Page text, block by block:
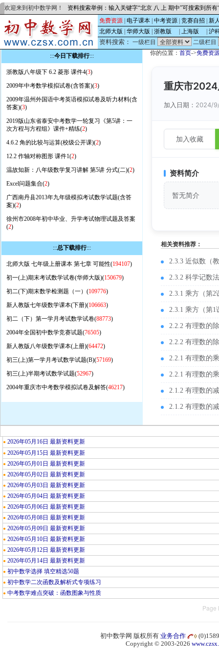
欢迎来到初中数学网！ 资料搜索举例：输入关键字“北京 八 上 期中”可搜索到所
免费资源 电子课本 中考资源 竞赛自招
新
北师大版
华师大版 浙教版 上海版 沪
资料搜索： 一级栏目
二级栏目
:::今日下载排行:::
浙教版八年级下 6.2 菱形 课件4(3)
2009年中考数学模拟试卷(含答案)(3)
2009年温州外国语中考英语模拟试卷及听力材料(含
答案)(3)
2019版山东省泰安中考数学一轮复习《第5讲：一
次方程与方程组》课件+精练(2)
4.6.2 角的比较与运算(校级公开课)(2)
12.2 作轴对称图形 课件1(2)
温故知新：八年级数学复习讲解 第5讲 分式(二)(2)
Excel问题集合(2)
广西南丹县2013年九年级模拟考试数学试题(含答
案)(2)
徐州市2008年初中毕业、升学考试物理试题及答案
(2)
:::总下载排行:::
北师大版 七年级上册课本 第七章 可能性(194107)
初一(上)期末考试数学试卷(华师大版)(150679)
初二(下)期末数学检测题（一）(109776)
新人教版七年级数学课本(下册)(106663)
初二（下）第一学月考试数学试卷(88773)
2004年全国初中数学竞赛试题(76505)
新人教版八年级数学课本(上册)(64472)
初三(上)第一学月考试数学试题(B)(57169)
初三(上)半期考试数学试题(52967)
2004年重庆市中考数学模拟试卷及解答(46217)
你的位置： 首页->免费资
重庆市2024
加入日期： 2024/
加入收藏
资料简介
暂无简介
相关资料推荐：
2.3.3 近似数（
2.3.2 科学记数
2.3.1 乘方（第
2.3.1 乘方（第
2.2.2 有理数的
2.2.2 有理数的
2.2.1 有理数的
2.2.1 有理数的
2.1.2 有理数的
2.1.2 有理数的
● 2026年05月16日 最新资料更新
● 2026年05月15日 最新资料更新
● 2026年05月01日 最新资料更新
● 2026年05月02日 最新资料更新
● 2026年05月03日 最新资料更新
● 2026年05月04日 最新资料更新
● 2026年05月06日 最新资料更新
● 2026年05月08日 最新资料更新
● 2026年05月09日 最新资料更新
● 2026年05月10日 最新资料更新
● 2026年05月12日 最新资料更新
● 2026年05月14日 最新资料更新
● 初中数学选择 填空精选50题
● 初中数学二次函数及解析式专项练习
● 中考数学难点突破：函数图象与性质
Page
初中数学网 版权所有 业务合作
Copyright © 2003-2026